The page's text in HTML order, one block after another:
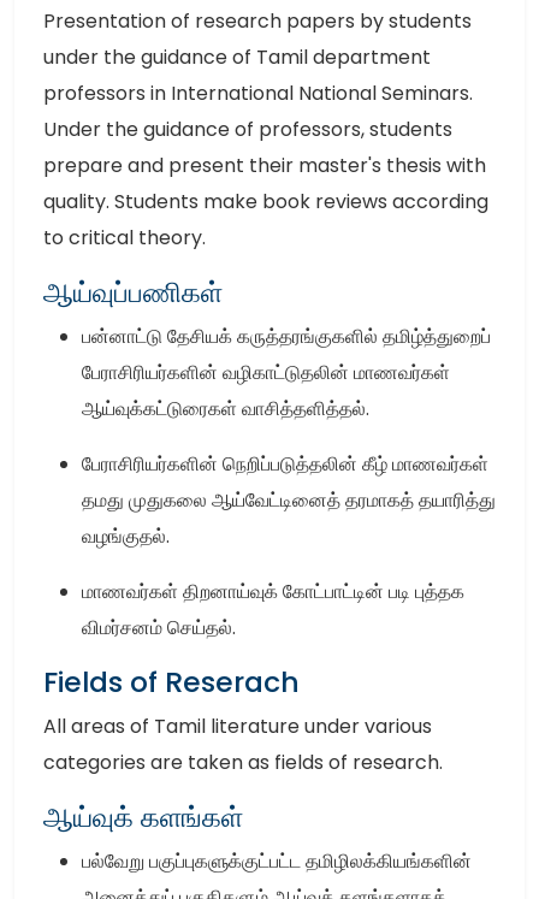
Presentation of research papers by students
under the guidance of Tamil department
professors in International National Seminars.
Under the guidance of professors, students
prepare and present their master's thesis with
quality. Students make book reviews according
to critical theory.
ஆய்வுப்பணிகள்
பன்னாட்டு தேசியக் கருத்தரங்குகளில் தமிழ்த்துறைப்
பேராசிரியர்களின் வழிகாட்டுதலின் மாணவர்கள்
ஆய்வுக்கட்டுரைகள் வாசித்தளித்தல்.
பேராசிரியர்களின் நெறிப்படுத்தலின் கீழ் மாணவர்கள்
தமது முதுகலை ஆய்வேட்டினைத் தரமாகத் தயாரித்து
வழங்குதல்.
மாணவர்கள் திறனாய்வுக் கோட்பாட்டின் படி புத்தக
விமர்சனம் செய்தல்.
Fields of Reserach
All areas of Tamil literature under various
categories are taken as fields of research.
ஆய்வுக் களங்கள்
பல்வேறு பகுப்புகளுக்குட்பட்ட தமிழிலக்கியங்களின்